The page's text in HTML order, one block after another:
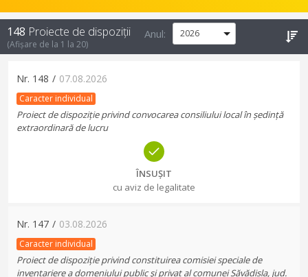
148 Proiecte de dispoziții
(Afișare de la 1 la 20)
Anul:
Nr. 148 / 07.08.2026
Caracter individual
Proiect de dispoziție privind convocarea consiliului local în ședință
extraordinară de lucru
ÎNSUȘIT
cu aviz de legalitate
Nr. 147 / 03.08.2026
Caracter individual
Proiect de dispoziție privind constituirea comisiei speciale de
inventariere a domeniului public şi privat al comunei Săvădisla, jud.